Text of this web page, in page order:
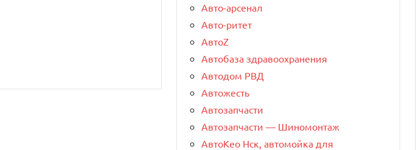
Авто-арсенал
Авто-ритет
АвтоZ
Автобаза здравоохранения
Автодом РВД
Автожесть
Автозапчасти
Автозапчасти — Шиномонтаж
АвтоКео Нск, автомойка для